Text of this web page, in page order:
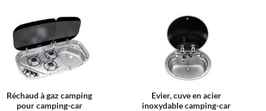
Réchaud à gaz camping
pour camping-car
Evier, cuve en acier
inoxydable camping-car